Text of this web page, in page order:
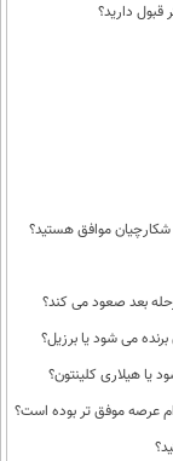
قبول دارید؟
شکارچیان موافق هستید؟
بعد صعود می كند؟
می شود یا برزیل؟
یا هیلاری کلینتون؟